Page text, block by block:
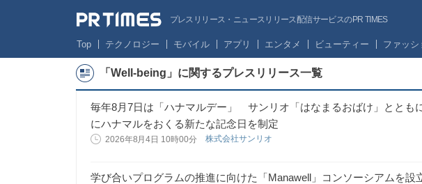
プレスリリース・ニュースリリース配信サービスのPR TIMES
Top テクノロジー モバイル アプリ エンタメ ビューティー ファッシ
「Well-being」に関するプレスリリース一覧
毎年8⽉7⽇は「ハナマルデー」 サンリオ「はなまるおばけ」ととも
にハナマルをおくる新たな記念日を制定
2026年8月4日 10時00分 株式会社サンリオ
学び合いプログラムの推進に向けた「Manawell」コンソーシアムを設